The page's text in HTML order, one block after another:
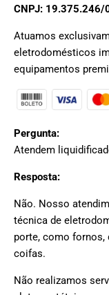
CNPJ: 19.375.246/
Atuamos
eletrodomésticos
equipamentos
Pergunta:
Atendem
Resposta:
Não. Nosso
técnica de
porte, como fornos,
coifas.
Não realizamos